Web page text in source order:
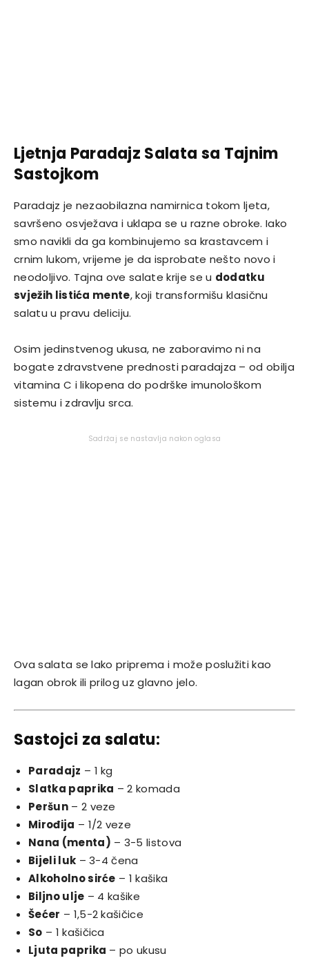
Ljetnja Paradajz Salata sa Tajnim
Sastojkom
Paradajz je nezaobilazna namirnica tokom ljeta,
savršeno osvježava i uklapa se u razne obroke. Iako
smo navikli da ga kombinujemo sa krastavcem i
crnim lukom, vrijeme je da isprobate nešto novo i
neodoljivo. Tajna ove salate krije se u dodatku
svježih listića mente, koji transformišu klasičnu
salatu u pravu deliciju.
Osim jedinstvenog ukusa, ne zaboravimo ni na
bogate zdravstvene prednosti paradajza – od obilja
vitamina C i likopena do podrške imunološkom
sistemu i zdravlju srca.
Sadržaj se nastavlja nakon oglasa
Ova salata se lako priprema i može poslužiti kao
lagan obrok ili prilog uz glavno jelo.
Sastojci za salatu:
Paradajz – 1 kg
Slatka paprika – 2 komada
Peršun– 2 veze
Mirođija – 1/2 veze
Nana (menta) – 3-5 listova
Bijeli luk – 3-4 čena
Alkoholno sirće – 1 kašika
Biljno ulje – 4 kašike
Šećer – 1,5-2 kašičice
So – 1 kašičica
Ljuta paprika – po ukusu